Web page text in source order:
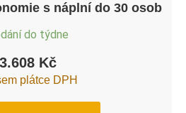
s náplní do 30 osob
do týdne
3.608 Kč
plátce DPH